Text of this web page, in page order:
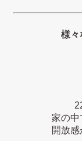
様々
家の中
開放